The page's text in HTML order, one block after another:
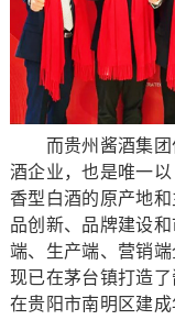
而贵州酱酒集团
酒企业，也是唯一以
香型白酒的原产地
品创新、品牌建设
端、生产端、营销端
现已在茅台镇打造了
在贵阳市南明区建成